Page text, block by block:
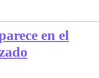
en el